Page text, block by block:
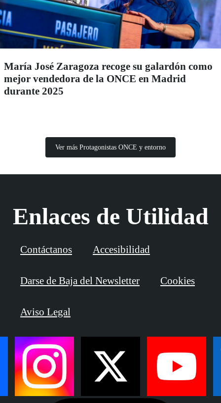
María José Zaragoza recoge su galardón como
mejor vendedora de la ONCE en Madrid
durante 2025
Ver más Protagonistas ONCE y entorno
Enlaces de Utilidad
Contáctanos Accesibilidad
Darse de Baja del Newsletter Cookies
Aviso Legal